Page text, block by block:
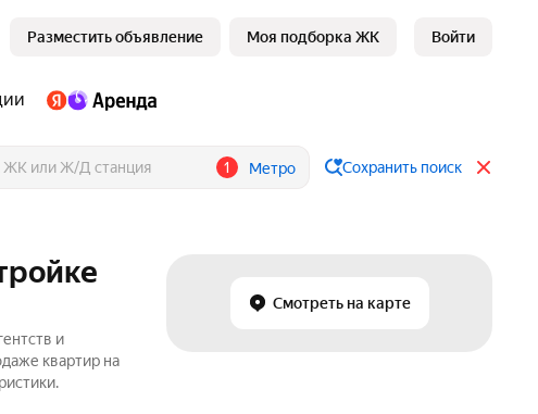
Разместить объявление Моя подборка ЖК Войти
1 Метро Сохранить поиск
Смотреть на карте
и
квартир на